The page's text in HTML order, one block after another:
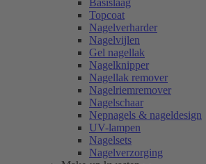
Basislaag
Topcoat
Nagelverharder
Nagelvijlen
Gel nagellak
Nagelknipper
Nagellak remover
Nagelriemremover
Nagelschaar
Nepnagels & nageldesign
UV-lampen
Nagelsets
Nagelverzorging